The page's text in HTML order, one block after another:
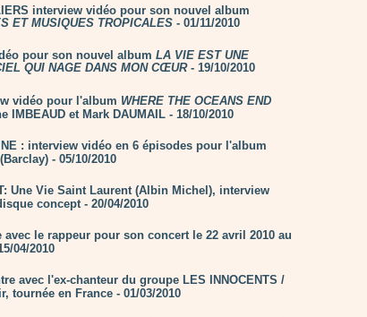
interview vidéo pour son nouvel album
ET MUSIQUES TROPICALES - 01/11/2010
pour son nouvel album LA VIE EST UNE
QUI NAGE DANS MON CŒUR- 19/10/2010
vidéo pour l'album WHERE THE OCEANS END
IMBEAUD et Mark DAUMAIL - 18/10/2010
: interview vidéo en 6 épisodes pour l'album
(Barclay) - 05/10/2010
Une Vie Saint Laurent (Albin Michel), interview
concept - 20/04/2010
avec le rappeur pour son concert le 22 avril 2010 au
04/2010
avec l'ex-chanteur du groupe LES INNOCENTS /
tournée en France - 01/03/2010